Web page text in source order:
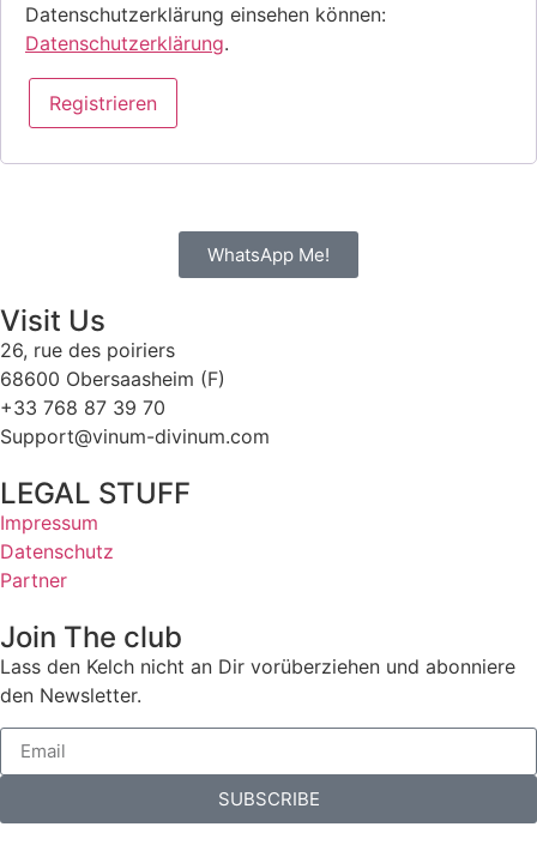
Datenschutzerklärung einsehen können:
Datenschutzerklärung.
Registrieren
WhatsApp Me!
Visit Us
26, rue des poiriers
68600 Obersaasheim (F)
+33 768 87 39 70
Support@vinum-divinum.com
LEGAL STUFF
Impressum
Datenschutz
Partner
Join The club
Lass den Kelch nicht an Dir vorüberziehen und abonniere
den Newsletter.
SUBSCRIBE